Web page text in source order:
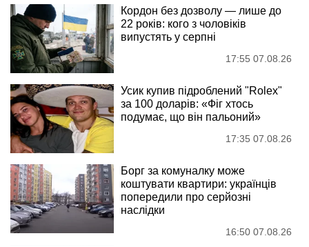
Кордон без дозволу — лише до
22 років: кого з чоловіків
випустять у серпні
17:55 07.08.26
Усик купив підроблений "Rolex"
за 100 доларів: «Фіг хтось
подумає, що він пальоний»
17:35 07.08.26
Борг за комуналку може
коштувати квартири: українців
попередили про серйозні
наслідки
16:50 07.08.26